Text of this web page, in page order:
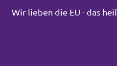
Wir lieben die EU - das